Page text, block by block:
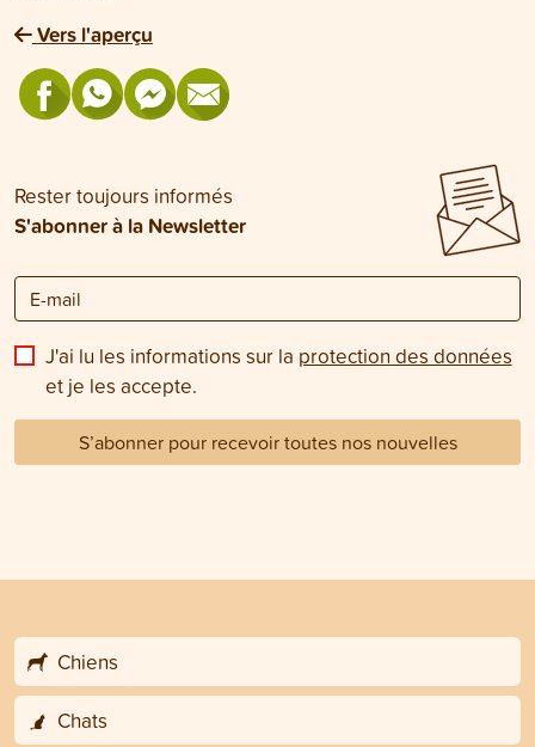
Vers l'aperçu
Rester toujours informés
S'abonner à la Newsletter
J'ai lu les informations sur la protection des données
et je les accepte.
S’abonner pour recevoir toutes nos nouvelles
Chiens
Chats